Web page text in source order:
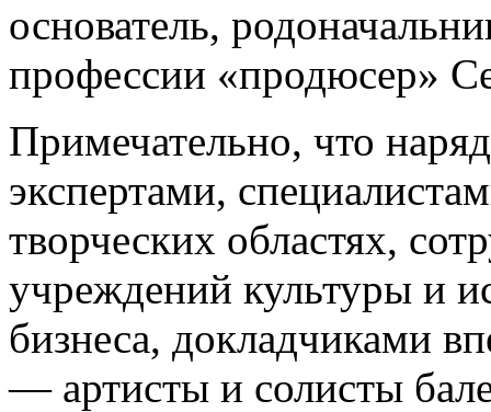
основатель,
профессии «продюсер»
Примечательно, что
экспертами,
творческих областях,
учреждений культуры и
бизнеса, докладчиками
— артисты и солисты